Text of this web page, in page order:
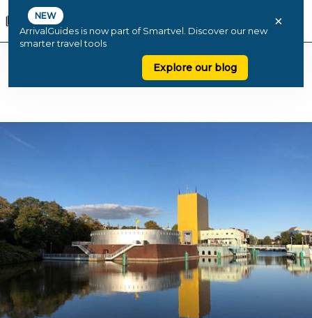
NEW
ArrivalGuides is now part of Smartvel. Discover our new
smarter travel tools
Explore our blog
×